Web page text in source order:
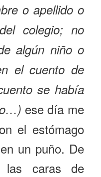
o apellido o
colegio; no
algún niño o
el cuento de
se había
ese día me
el estómago
un puño. De
las caras de